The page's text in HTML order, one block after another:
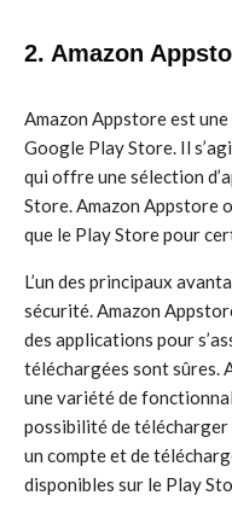
2. Amazon
Amazon Appstore est
Google Play Store. Il
qui offre une sélection
Store. Amazon Appstore
que le Play Store pour
L’un des principaux
sécurité. Amazon
des applications pour
téléchargées sont sûres.
une variété de
possibilité de télécharger
un compte et de
disponibles sur le Play